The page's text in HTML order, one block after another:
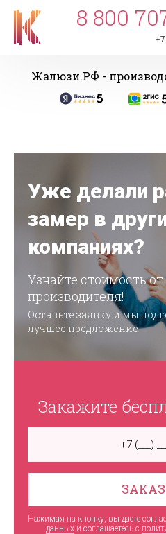
8 800
Жалюзи.РФ -
Уже делали
замер в
компаниях?
Узнайте стоимость от
производителя!
Оставьте заявку и мы
лучшее предложение
Закажите
Нажимая на кнопку, вы даете
данныхи соглашаетесь c